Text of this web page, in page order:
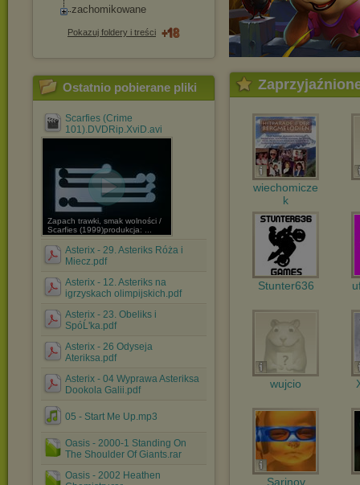
zachomikowane
Pokazuj foldery i treści
Ostatnio pobierane pliki
Scarfies (Crime
101).DVDRip.XviD.avi
Zapach trawki, smak wolności /
Scarfies (1999)produkcja: ...
Asterix - 29. Asteriks Róża i
Miecz.pdf
Asterix - 12. Asteriks na
igrzyskach olimpijskich.pdf
Asterix - 23. Obeliks i
SpóĹ'ka.pdf
Asterix - 26 Odyseja
Ateriksa.pdf
Asterix - 04 Wyprawa Asteriksa
Dookola Galii.pdf
05 - Start Me Up.mp3
Oasis - 2000-1 Standing On
The Shoulder Of Giants.rar
Oasis - 2002 Heathen
wiechomicze
k
Stunter636
wujcio
Sarinov